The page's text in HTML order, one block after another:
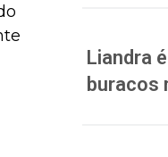
Liandra
buracos